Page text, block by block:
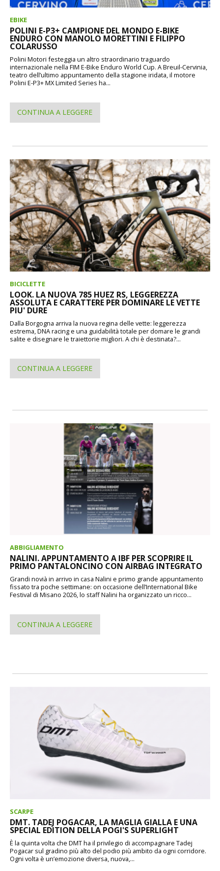
EBIKE
POLINI E-P3+ CAMPIONE DEL MONDO E-BIKE
ENDURO CON MANOLO MORETTINI E FILIPPO
COLARUSSO
Polini Motori festeggia un altro straordinario traguardo
internazionale nella FIM E-Bike Enduro World Cup. A Breuil-Cervinia,
teatro dell’ultimo appuntamento della stagione iridata, il motore
Polini E-P3+ MX Limited Series ha...
CONTINUA A LEGGERE
BICICLETTE
LOOK. LA NUOVA 785 HUEZ RS, LEGGEREZZA
ASSOLUTA E CARATTERE PER DOMINARE LE VETTE
PIU' DURE
Dalla Borgogna arriva la nuova regina delle vette: leggerezza
estrema, DNA racing e una guidabilità totale per domare le grandi
salite e disegnare le traiettorie migliori. A chi è destinata?...
CONTINUA A LEGGERE
ABBIGLIAMENTO
NALINI. APPUNTAMENTO A IBF PER SCOPRIRE IL
PRIMO PANTALONCINO CON AIRBAG INTEGRATO
Grandi novià in arrivo in casa Nalini e primo grande appuntamento
fissato tra poche settimane: on occasione dell’International Bike
Festival di Misano 2026, lo staff Nalini ha organizzato un ricco...
CONTINUA A LEGGERE
SCARPE
DMT. TADEJ POGACAR, LA MAGLIA GIALLA E UNA
SPECIAL EDITION DELLA POGI'S SUPERLIGHT
È la quinta volta che DMT ha il privilegio di accompagnare Tadej
Pogacar sul gradino più alto del podio più ambito da ogni corridore.
Ogni volta è un’emozione diversa, nuova,...